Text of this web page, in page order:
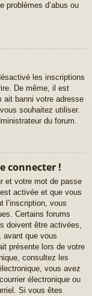
problèmes d’abus ou
les inscriptions
De même, il est
ait banni votre adresse
souhaitez utiliser.
du forum.
connecter !
et votre mot de passe
activée et que vous
l’inscription, vous
Certains forums
doivent être activées,
avant que vous
présente lors de votre
consultez les
vous avez
électronique ou
Si vous êtes